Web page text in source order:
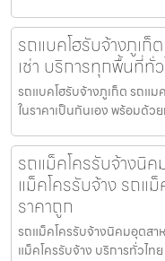
รถแบคโฮรับจ้างภูเก็
เช่า บริการทุกพื้นที่ทั่
รถแบคโฮรับจ้างภูเก็ต รถแม
ในราคาเป็นกันเอง พร้อมด้
รถแม็คโครรับจ้างนิ
แม็คโครรับจ้าง รถแ
ราคาถูก
รถแม็คโครรับจ้างนิคมอุตสา
แม็คโครรับจ้าง บริการทั่วไท